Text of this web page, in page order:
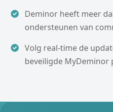
Deminor heeft meer
ondersteunen van
Volg real-time de
beveiligde MyDeminor